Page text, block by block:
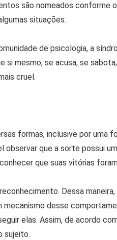
são nomeados conforme
situações.
de psicologia, a
mesmo, se acusa, se
cruel.
formas, inclusive por uma
observar que a sorte possui
que suas vitórias
Dessa
desse
elas. Assim, de acordo
sujeito.